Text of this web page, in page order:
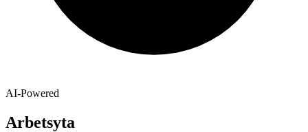
AI-Powered
Arbetsyta